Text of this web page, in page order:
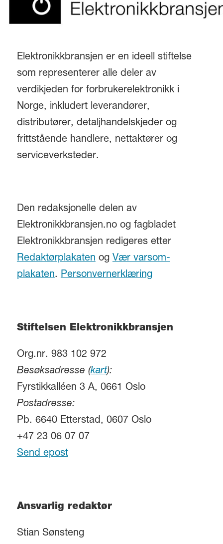
Elektronikkbransjen er en ideell stiftelse
som representerer alle deler av
verdikjeden for forbrukerelektronikk i
Norge, inkludert leverandører,
distributører, detaljhandelskjeder og
frittstående handlere, nettaktører og
serviceverksteder.
Den redaksjonelle delen av
Elektronikkbransjen.no og fagbladet
Elektronikkbransjen redigeres etter
Redaktørplakatenog Vær varsom-
plakaten. Personvernerklæring
Stiftelsen Elektronikkbransjen
Org.nr. 983 102 972
Besøksadresse (kart):
Fyrstikkalléen 3 A, 0661 Oslo
Postadresse:
Pb. 6640 Etterstad, 0607 Oslo
+47 23 06 07 07
Send epost
Ansvarlig redaktør
Stian Sønsteng